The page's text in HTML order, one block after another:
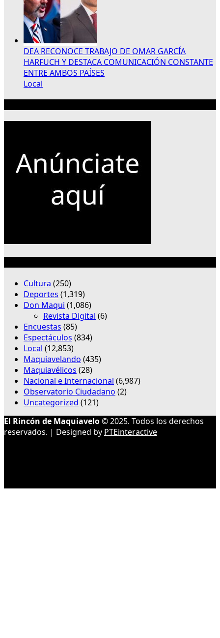
DEA RECONOCE TRABAJO DE OMAR GARCÍA
HARFUCH Y DESTACA COMUNICACIÓN CONSTANTE
ENTRE AMBOS PAÍSES
Local
Cultura (250)
Deportes (1,319)
Don Maqui (1,086)
Revista Digital (6)
Encuestas (85)
Espectáculos (834)
Local (12,853)
Maquiavelando (435)
Maquiavélicos (28)
Nacional e Internacional (6,987)
Observatorio Ciudadano (2)
Uncategorized (121)
El Rincón de Maquiavelo© 2025. Todos los derechos
reservados. | Designed by PTEinteractive